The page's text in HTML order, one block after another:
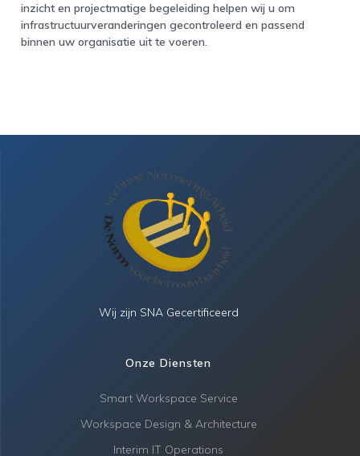
inzicht en projectmatige begeleiding helpen wij u om
infrastructuurveranderingen gecontroleerd en passend
binnen uw organisatie uit te voeren.
Wij zijn SNA Gecertificeerd
Onze Diensten
Smart Workspace Service
Workspace Design & Architecture
Interim IT Operations